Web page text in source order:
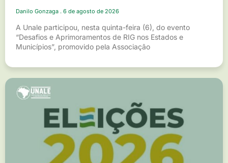
Danilo Gonzaga 6 de agosto de 2026
A Unale participou, nesta quinta-feira (6), do evento
“Desafios e Aprimoramentos de RIG nos Estados e
Municípios”, promovido pela Associação